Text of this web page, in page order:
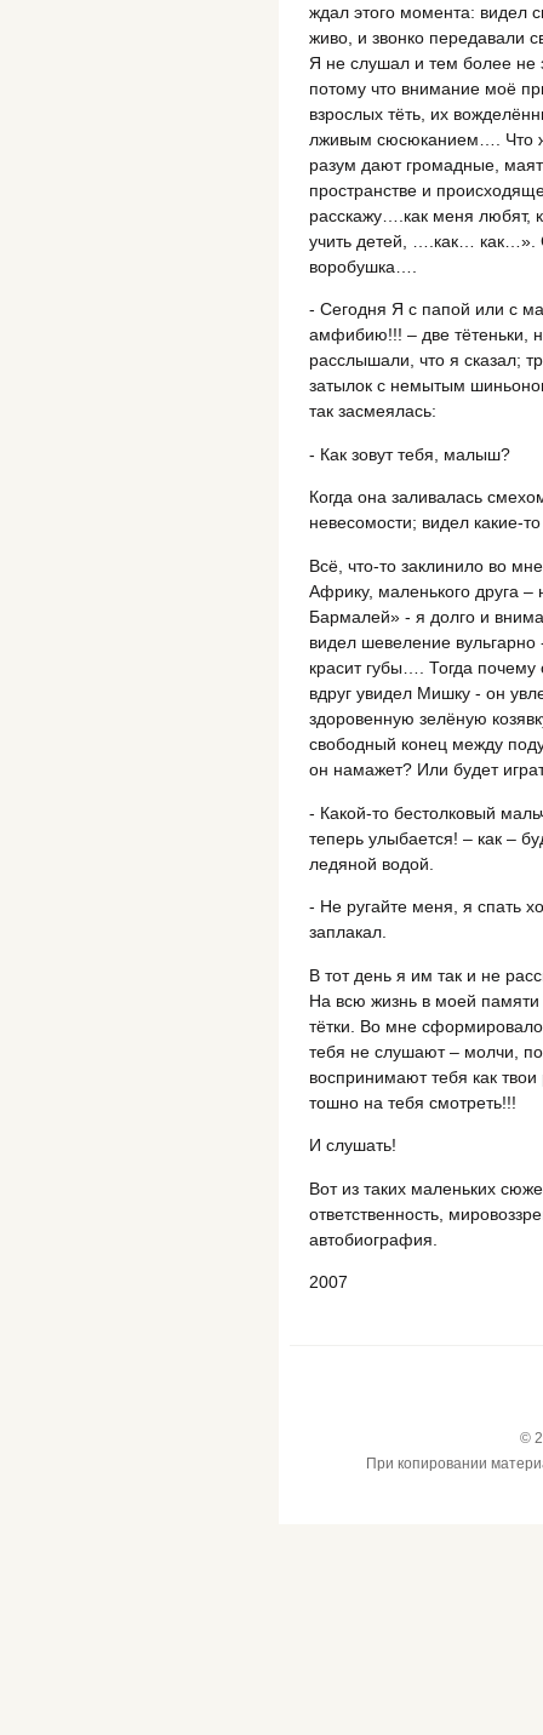
ждал этого момента: видел
живо, и звонко передавали
Я не слушал и тем более не
потому что внимание моё
взрослых тёть, их
лживым сюсюканием…. Что
разум дают громадные,
пространстве и
расскажу….как меня любят,
учить детей, ….как… как…».
воробушка….
- Сегодня Я с папой или с
амфибию!!! – две тётеньки,
расслышали, что я сказал;
затылок с немытым
так засмеялась:
- Как зовут тебя, малыш?
Когда она заливалась
невесомости; видел какие-
Всё, что-то заклинило во
Африку, маленького друга –
Бармалей» - я долго и
видел шевеление
красит губы…. Тогда
вдруг увидел Мишку - он
здоровенную зелёную
свободный конец между
он намажет? Или будет
- Какой-то бестолковый
теперь улыбается! – как –
ледяной водой.
- Не ругайте меня, я спать
заплакал.
В тот день я им так и не
На всю жизнь в моей памяти
тётки. Во мне
тебя не слушают – молчи,
воспринимают тебя как
тошно на тебя смотреть!!!
И слушать!
Вот из таких маленьких
ответственность,
автобиография.
2007
©
При копировании